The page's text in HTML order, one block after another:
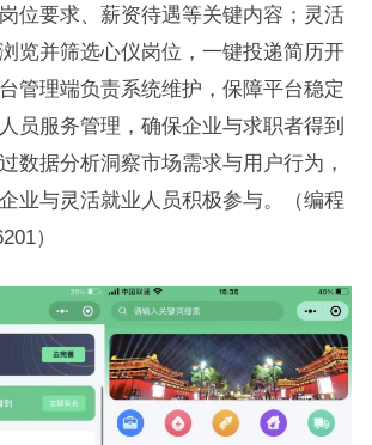
位要求、薪资待遇等关键内容；灵活
览并筛选心仪岗位，一键投递简历开
管理端负责系统维护，保障平台稳定
员服务管理，确保企业与求职者得到
数据分析洞察市场需求与用户行为，
业与灵活就业人员积极参与。（编程
）